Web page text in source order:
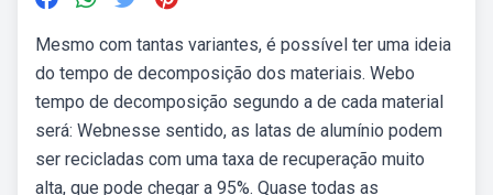
Mesmo com tantas variantes, é possível ter uma ideia
do tempo de decomposição dos materiais. Webo
tempo de decomposição segundo a de cada material
será: Webnesse sentido, as latas de alumínio podem
ser recicladas com uma taxa de recuperação muito
alta, que pode chegar a 95%. Quase todas as